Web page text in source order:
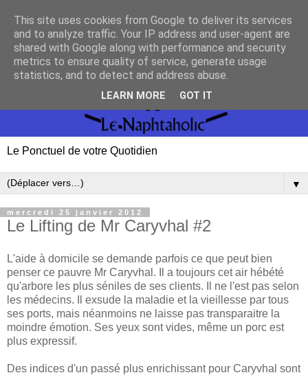
Le Ponctuel de votre Quotidien
▼
mercredi 25 janvier 2012
Le Lifting de Mr Caryvhal #2
L'aide à domicile se demande parfois ce que peut bien
penser ce pauvre Mr Caryvhal. Il a toujours cet air hébété
qu'arbore les plus séniles de ses clients. Il ne l'est pas selon
les médecins. Il exsude la maladie et la vieillesse par tous
ses ports, mais néanmoins ne laisse pas transparaitre la
moindre émotion. Ses yeux sont vides, même un porc est
plus expressif.
Des indices d'un passé plus enrichissant pour Caryvhal sont
This site uses cookies from Google to deliver its services
and to analyze traffic. Your IP address and user-agent are
shared with Google along with performance and security
metrics to ensure quality of service, generate usage
statistics, and to detect and address abuse.
LEARN MORE GOT IT